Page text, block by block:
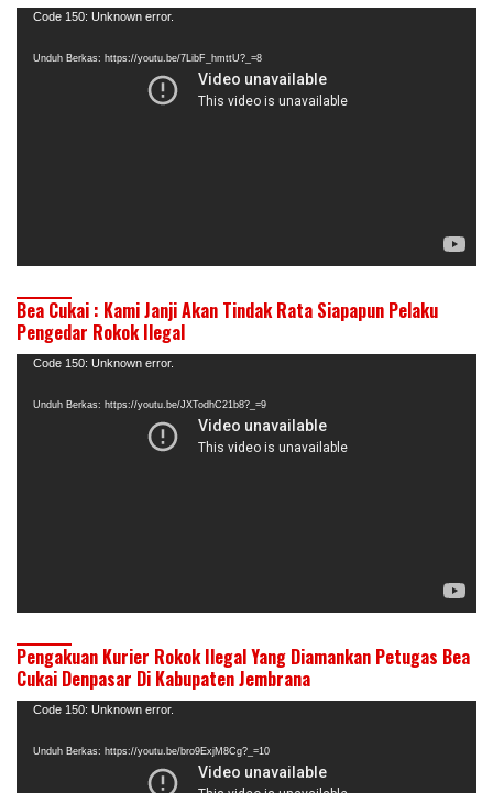
Pemutar
Code 150: Unknown error.
Unduh Berkas: https://youtu.be/7LibF_hmttU?_=8
Bea Cukai : Kami Janji Akan Tindak Rata Siapapun Pelaku
Pengedar Rokok Ilegal
Pemutar
Code 150: Unknown error.
Unduh Berkas: https://youtu.be/JXTodhC21b8?_=9
Pengakuan Kurier Rokok Ilegal Yang Diamankan Petugas Bea
Cukai Denpasar Di Kabupaten Jembrana
Pemutar
Code 150: Unknown error.
Unduh Berkas: https://youtu.be/bro9ExjM8Cg?_=10